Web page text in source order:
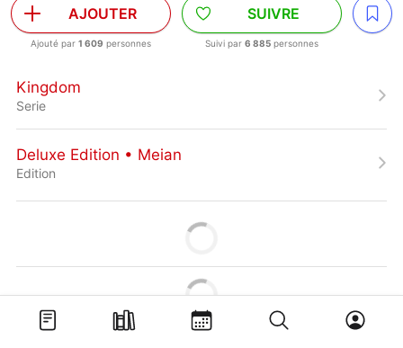
AJOUTER
Ajouté par 1 609 personnes
SUIVRE
Suivi par 6 885 personnes
Kingdom
Serie
Deluxe Edition • Meian
Edition